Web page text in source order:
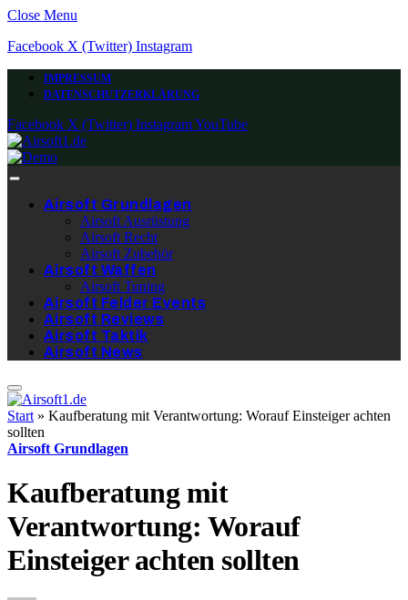
Close Menu
Facebook X (Twitter) Instagram
IMPRESSUM
DATENSCHUTZERKLÄRUNG
Facebook X (Twitter) InstagramYouTube
Airsoft Grundlagen
Airsoft Ausrüstung
Airsoft Recht
Airsoft Zubehör
Airsoft Waffen
Airsoft Tuning
Airsoft Felder Events
Airsoft Reviews
Airsoft Taktik
Airsoft News
Start » Kaufberatung mit Verantwortung: Worauf Einsteiger achten
sollten
Airsoft Grundlagen
Kaufberatung mit
Verantwortung: Worauf
Einsteiger achten sollten